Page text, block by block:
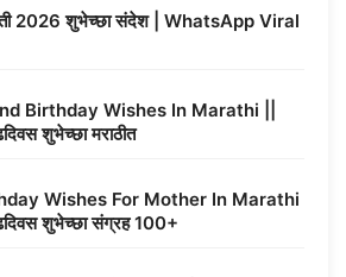
2026 शुभेच्छा संदेश | WhatsApp Viral
Birthday Wishes In Marathi ||
शुभेच्छा मराठीत
Wishes For Mother In Marathi
शुभेच्छा संग्रह 100+